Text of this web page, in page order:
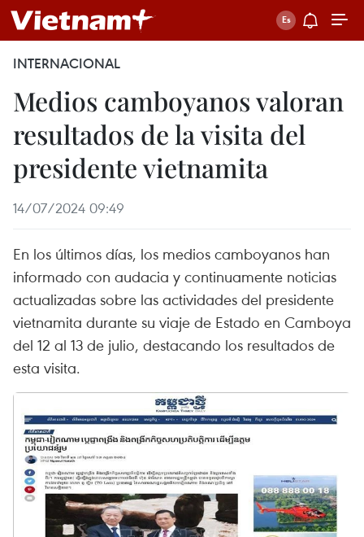
INTERNACIONAL
Medios camboyanos valoran
resultados de la visita del
presidente vietnamita
14/07/2024 09:49
En los últimos días, los medios camboyanos han
informado con audacia y continuamente noticias
actualizadas sobre las actividades del presidente
vietnamita durante su viaje de Estado en Camboya
del 12 al 13 de julio, destacando los resultados de
esta visita.